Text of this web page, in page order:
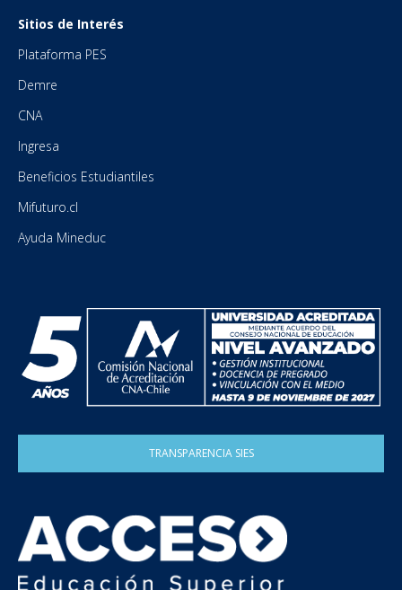
Sitios de Interés
Plataforma PES
Demre
CNA
Ingresa
Beneficios Estudiantiles
Mifuturo.cl
Ayuda Mineduc
TRANSPARENCIA SIES